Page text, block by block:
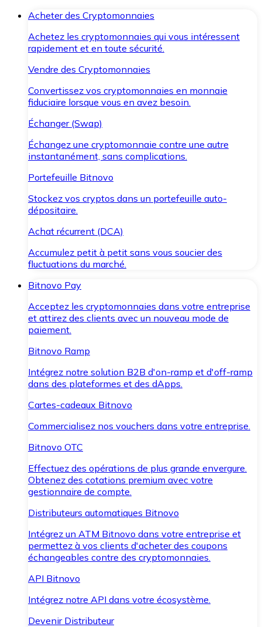
Acheter des Cryptomonnaies
Achetez les cryptomonnaies qui vous intéressent
rapidement et en toute sécurité.
Vendre des Cryptomonnaies
Convertissez vos cryptomonnaies en monnaie
fiduciaire lorsque vous en avez besoin.
Échanger (Swap)
Échangez une cryptomonnaie contre une autre
instantanément, sans complications.
Portefeuille Bitnovo
Stockez vos cryptos dans un portefeuille auto-
dépositaire.
Achat récurrent (DCA)
Accumulez petit à petit sans vous soucier des
fluctuations du marché.
Bitnovo Pay
Acceptez les cryptomonnaies dans votre entreprise
et attirez des clients avec un nouveau mode de
paiement.
Bitnovo Ramp
Intégrez notre solution B2B d'on-ramp et d'off-ramp
dans des plateformes et des dApps.
Cartes-cadeaux Bitnovo
Commercialisez nos vouchers dans votre entreprise.
Bitnovo OTC
Effectuez des opérations de plus grande envergure.
Obtenez des cotations premium avec votre
gestionnaire de compte.
Distributeurs automatiques Bitnovo
Intégrez un ATM Bitnovo dans votre entreprise et
permettez à vos clients d'acheter des coupons
échangeables contre des cryptomonnaies.
API Bitnovo
Intégrez notre API dans votre écosystème.
Devenir Distributeur